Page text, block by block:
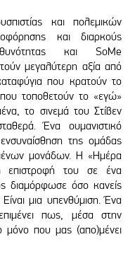
και πολεμικών
και διαρκούς
και SoMe
μεγαλύτερη αξία από
που κρατούν το
τοποθετούν το «εγώ»
το σινεμά του Στίβεν
Ένα ουμανιστικό
της ομάδας
μονάδων. Η «Ημέρα
επιστροφή του σε ένα
διαμόρφωσε όσο κανείς
μια υπενθύμιση. Ένα
πως, μέσα στην
που μας (απο)μένει